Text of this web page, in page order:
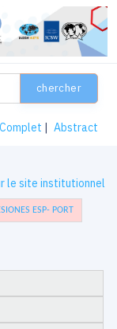
chercher
Complet | Abstract
le site institutionnel
ESP- PORT